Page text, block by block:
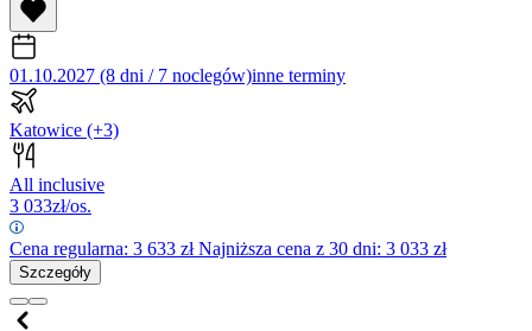
01.10.2027 (8 dni / 7 noclegów)inne terminy
Katowice (+3)
All inclusive
3 033zł/os.
Cena regularna: 3 633 złNajniższa cena z 30 dni: 3 033 zł
Szczegóły